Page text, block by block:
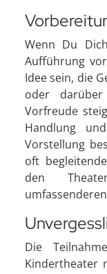
Wenn Du
Aufführung
Idee sein, die
oder
Vorfreude
Handlung
Vorstellung
oft
den
Die
Kindertheater